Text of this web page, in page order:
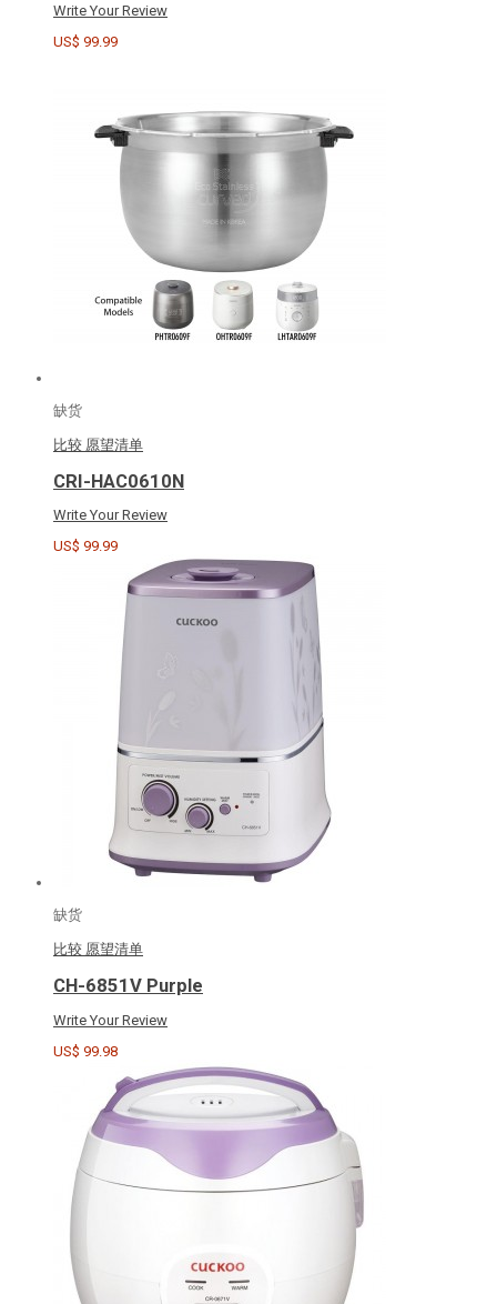
Write Your Review
US$ 99.99
缺货
比较 愿望清单
CRI-HAC0610N
Write Your Review
US$ 99.99
缺货
比较 愿望清单
CH-6851V Purple
Write Your Review
US$ 99.98